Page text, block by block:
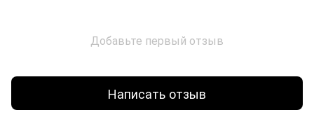
Добавьте первый отзыв
Написать отзыв